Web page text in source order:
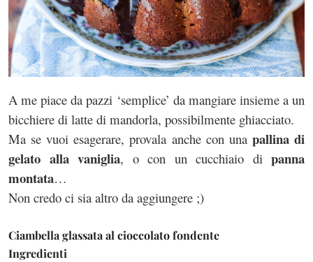
A me piace da pazzi ‘semplice’ da mangiare insieme a un
bicchiere di latte di mandorla, possibilmente ghiacciato.
Ma se vuoi esagerare, provala anche con unapallina di
gelato alla vaniglia, o con un cucchiaio di panna
montata…
Non credo ci sia altro da aggiungere ;)
Ciambella glassata al cioccolato fondente
Ingredienti